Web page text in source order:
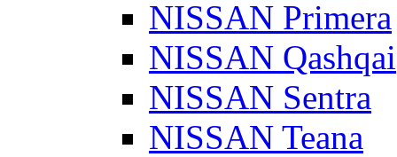
NISSAN Primera
NISSAN Qashqai
NISSAN Sentra
NISSAN Teana